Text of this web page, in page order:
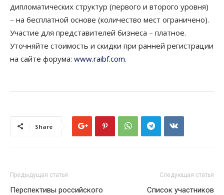
дипломатических структур (первого и второго уровня)
– на бесплатной основе (количество мест ограничено).
Участие для представителей бизнеса – платное.
Уточняйте стоимость и скидки при ранней регистрации
на сайте форума: www.raibf.com.
Share
Предыдущая статья
Перспективы российского
Следующая статья
Список участников